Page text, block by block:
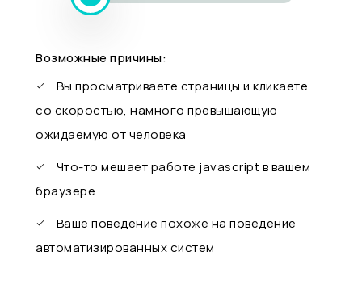
Возможные причины:
Вы просматриваете страницы и кликаете
со скоростью, намного превышающую
ожидаемую от человека
Что-то мешает работе javascript в вашем
браузере
Ваше поведение похоже на поведение
автоматизированных систем